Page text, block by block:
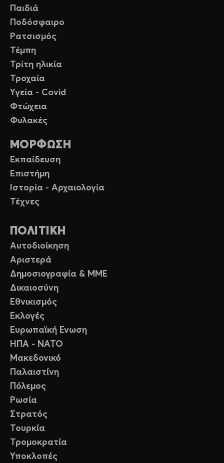
Παιδιά
Ποδόσφαιρο
Ρατσισμός
Τέμπη
Τρίτη ηλικία
Τροχαία
Υγεία - Covid
Φτώχεια
Φυλακές
ΜΟΡΦΩΣΗ
Εκπαίδευση
Επιστήμη
Ιστορία - Αρχαιολογία
Τέχνες
ΠΟΛΙΤΙΚΗ
Αυτοδιοίκηση
Αριστερά
Δημοσιογραφία & ΜΜΕ
Δικαιοσύνη
Εθνικισμός
Εκλογές
Ευρωπαϊκή Ενωση
ΗΠΑ - ΝΑΤΟ
Μακεδονικό
Παλαιστίνη
Πόλεμος
Ρωσία
Στρατός
Τουρκία
Τρομοκρατία
Υποκλοπές